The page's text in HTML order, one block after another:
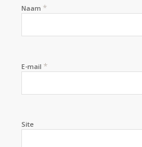
Naam *
E-mail *
Site